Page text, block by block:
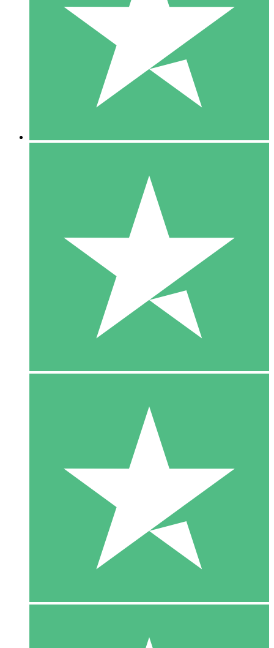
Betala per användning med nedladdningskrediter. Inget
1 Nedladdningar
10 00
10 Nedladdningar
20 00